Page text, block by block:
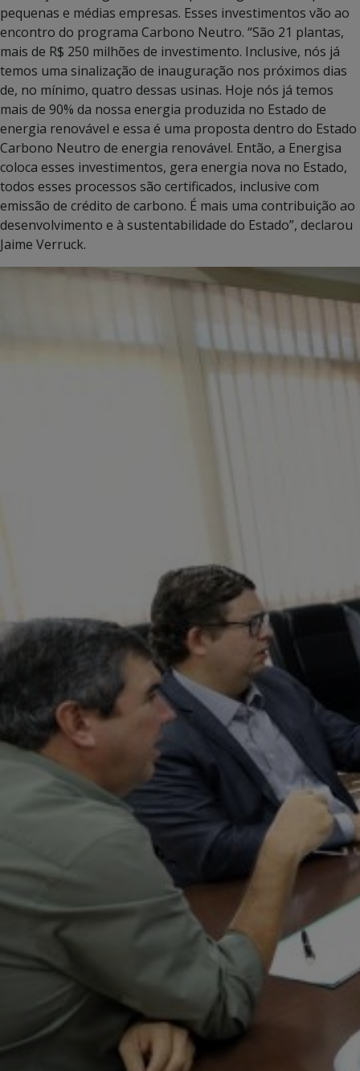
pequenas e médias empresas. Esses investimentos vão ao
encontro do programa Carbono Neutro. “São 21 plantas,
mais de R$ 250 milhões de investimento. Inclusive, nós já
temos uma sinalização de inauguração nos próximos dias
de, no mínimo, quatro dessas usinas. Hoje nós já temos
mais de 90% da nossa energia produzida no Estado de
energia renovável e essa é uma proposta dentro do Estado
Carbono Neutro de energia renovável. Então, a Energisa
coloca esses investimentos, gera energia nova no Estado,
todos esses processos são certificados, inclusive com
emissão de crédito de carbono. É mais uma contribuição ao
desenvolvimento e à sustentabilidade do Estado”, declarou
Jaime Verruck.